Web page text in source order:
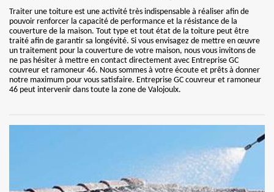
Traiter une toiture est une activité très indispensable à réaliser afin de
pouvoir renforcer la capacité de performance et la résistance de la
couverture de la maison. Tout type et tout état de la toiture peut être
traité afin de garantir sa longévité. Si vous envisagez de mettre en œuvre
un traitement pour la couverture de votre maison, nous vous invitons de
ne pas hésiter à mettre en contact directement avec Entreprise GC
couvreur et ramoneur 46. Nous sommes à votre écoute et prêts à donner
notre maximum pour vous satisfaire. Entreprise GC couvreur et ramoneur
46 peut intervenir dans toute la zone de Valojoulx.